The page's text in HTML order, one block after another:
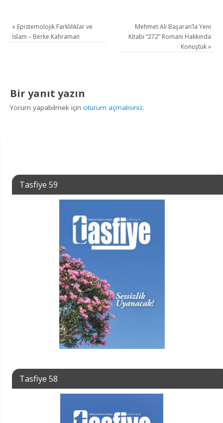
« Epistemolojik Farklılıklar ve
İslam – Berke Kahraman
Mehmet Ali Başaran’la Yeni
Kitabı “272” Romanı Hakkında
Konuştuk»
Bir yanıt yazın
Yorum yapabilmek içinoturum açmalısınız.
Tasfiye 59
Tasfiye 58